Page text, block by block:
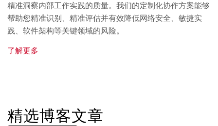
精准洞察内部工作实践的质量。我们的定制化协作方案能够
帮助您精准识别、精准评估并有效降低网络安全、敏捷实
践、软件架构等关键领域的风险。
了解更多
精选博客文章